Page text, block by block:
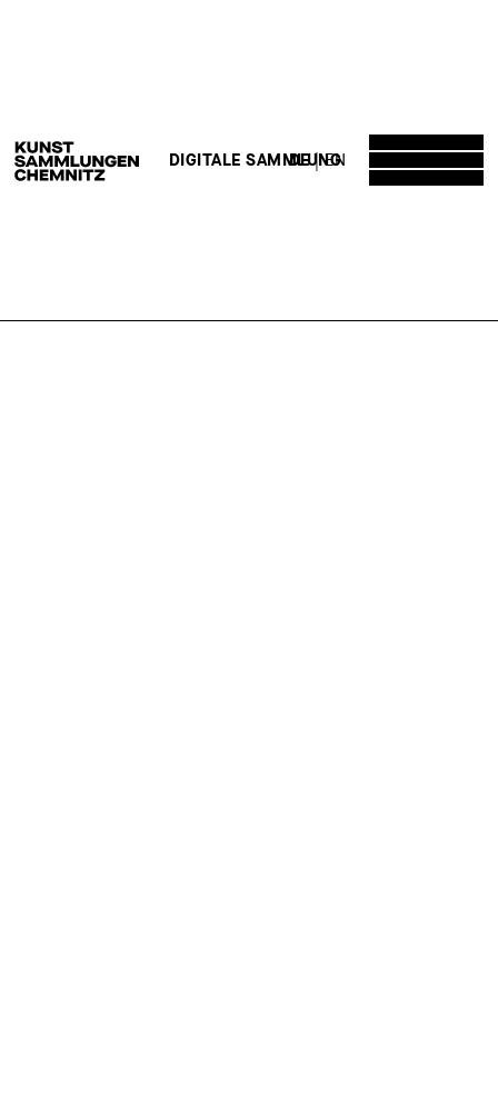
DE EN
DIGITALE SAMMLUNG